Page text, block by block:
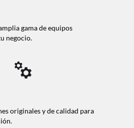
gama de equipos
negocio.
originales y de calidad para